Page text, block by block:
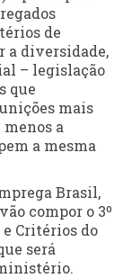
de
a diversidade,
– legislação
que
mais
a
a mesma
Brasil,
compor o 3º
Critérios do
será